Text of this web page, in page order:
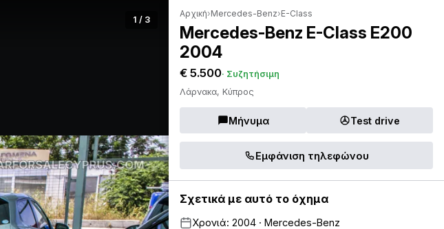
1 / 3
Αρχική›Mercedes-Benz›E-Class
Mercedes-Benz E-Class E200
2004
€ 5.500· Συζητήσιμη
Λάρνακα, Κύπρος
Μήνυμα Test drive
Εμφάνιση τηλεφώνου
Σχετικά με αυτό το όχημα
Χρονιά: 2004 · Mercedes-Benz